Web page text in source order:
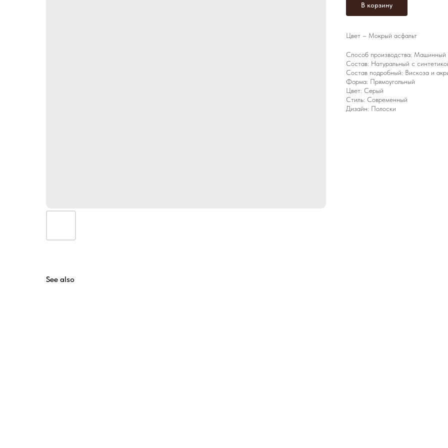
В корзину
Цвет – Мокрый асфальт
Способ производства: Машинный
Состав: Натуральный с
Состав подробный: Вискоза и
Форма: Прямоугольный
Цвет: Серый
Стиль: Современный
Дизайн: Полоски
See also